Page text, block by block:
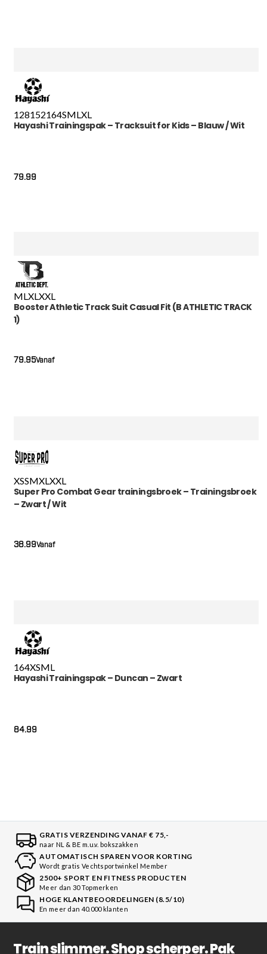
128152164SML XL
Hayashi Trainingspak – Tracksuit for Kids – Blauw / Wit
79.99
MLXLXXL
Booster Athletic Track Suit Casual Fit (B ATHLETIC TRACK
1)
Vanaf
79.95
XSSMXL XXL
Super Pro Combat Gear trainingsbroek – Trainingsbroek
– Zwart / Wit
Vanaf
38.99
164XSML
Hayashi Trainingspak – Duncan – Zwart
84.99
GRATIS VERZENDING VANAF € 75,-
naar NL & BE m.u.v. bokszakken
AUTOMATISCH SPAREN VOOR KORTING
Wordt gratis Vechtsportwinkel Member
2500+ SPORT EN FITNESS PRODUCTEN
Meer dan 30 Topmerken
HOGE KLANTBEOORDELINGEN (8.5/10)
En meer dan 40.000 klanten
Train slimmer. Shop scherper. Pak